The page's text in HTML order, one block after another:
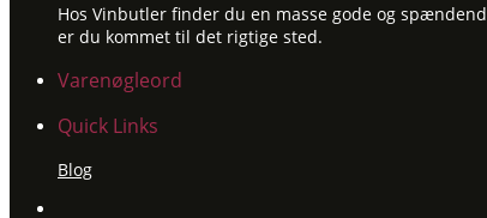
Hos Vinbutler finder du en masse gode og
er du kommet til det rigtige sted.
Varenøgleord
Quick Links
Blog